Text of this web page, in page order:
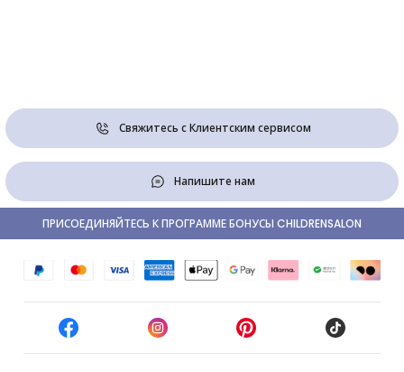
Свяжитесь с Клиентским сервисом
Напишите нам
ПРИСОЕДИНЯЙТЕСЬ К ПРОГРАММЕ БОНУСЫ CHILDRENSALON